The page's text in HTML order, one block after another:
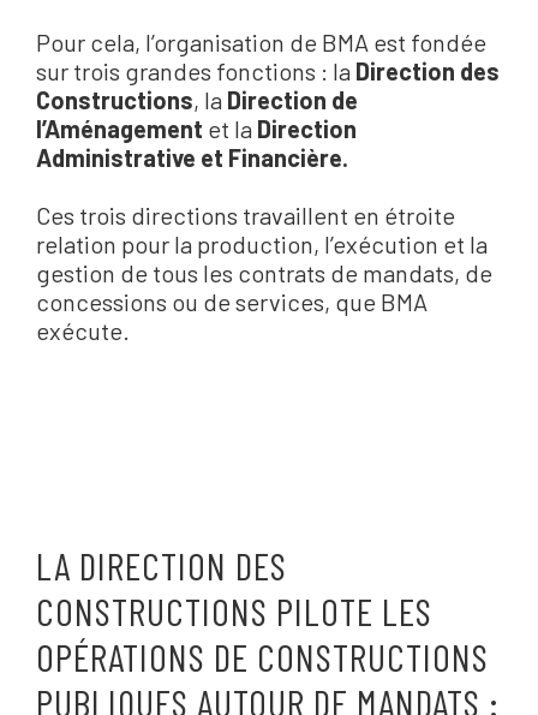
Pour cela, l’organisation de BMA est fondée
sur trois grandes fonctions : la Direction des
Constructions, la Direction de
l’Aménagement et la Direction
Administrative et Financière.
Ces trois directions travaillent en étroite
relation pour la production, l’exécution et la
gestion de tous les contrats de mandats, de
concessions ou de services, que BMA
exécute.
LA DIRECTION DES
CONSTRUCTIONS PILOTE LES
OPÉRATIONS DE CONSTRUCTIONS
PUBLIQUES AUTOUR DE MANDATS :